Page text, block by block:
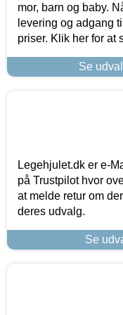
mor, barn og baby.
levering og adgang
priser. Klik her for at
Se
Legehjulet.dk er e-
på Trustpilot hvor
at melde retur om
deres udvalg.
Se